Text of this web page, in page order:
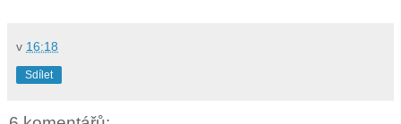
v 16:18
Sdílet